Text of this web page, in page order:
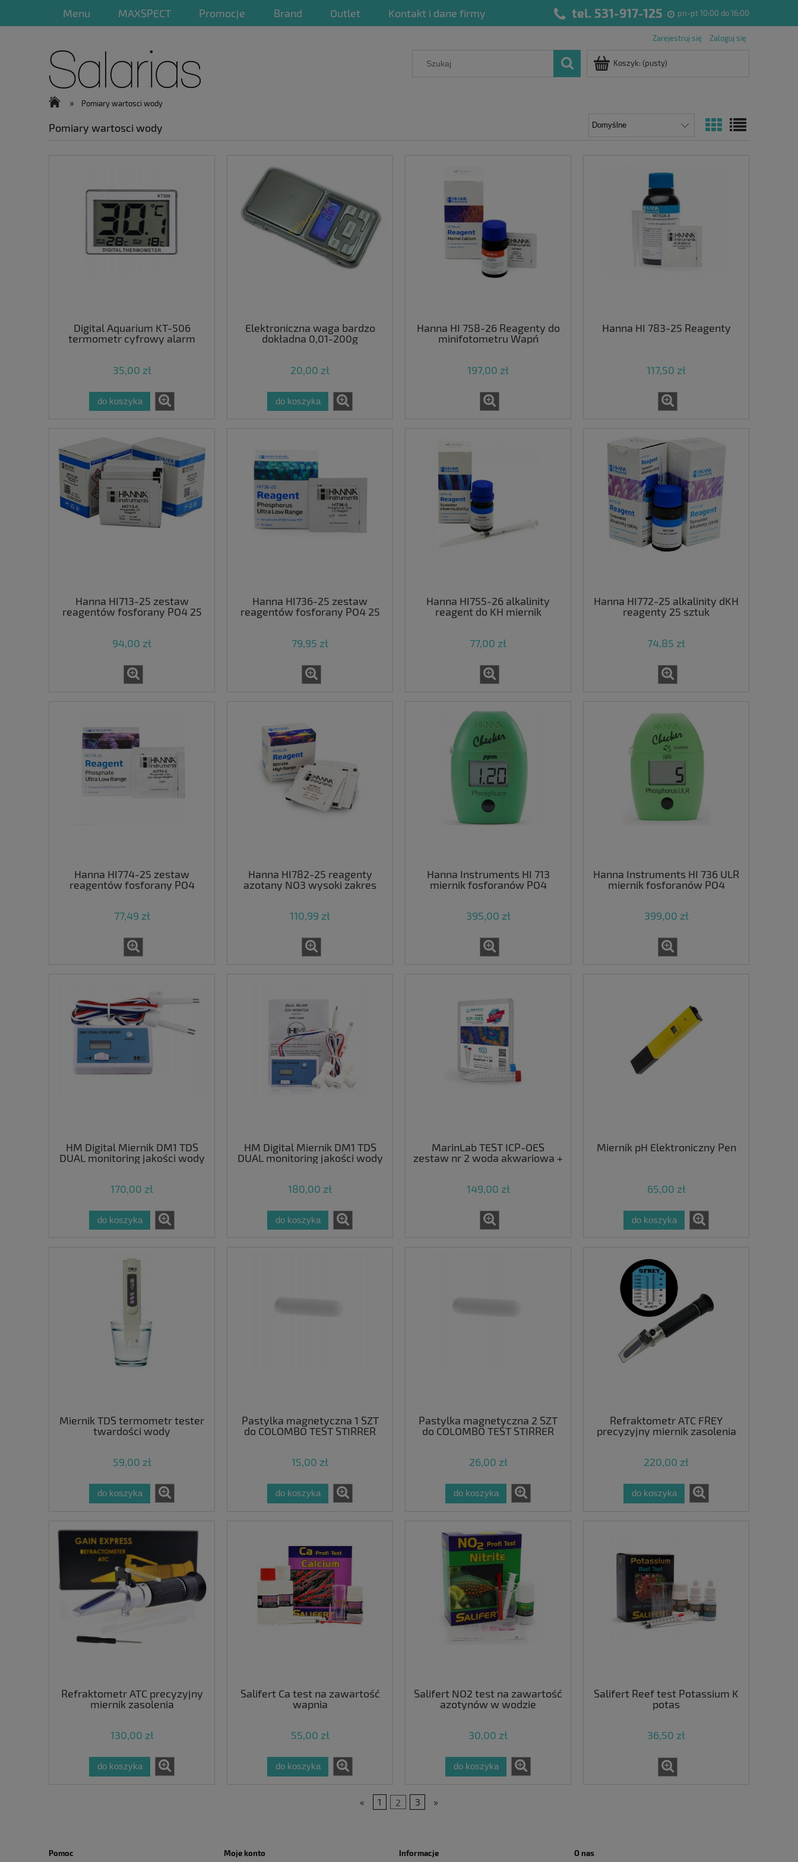
Menu MAXSPECT Promocje Brand Outlet Kontakt i dane firmy tel. 531-917-125 pn-pt 10:00 do 16:00
Zarejestruj się Zaloguj się
Koszyk: (pusty)
» Pomiary wartosci wody
Pomiary wartosci wody
Digital Aquarium KT-506
termometr cyfrowy alarm
35,00 zł
do koszyka
Elektroniczna waga bardzo
dokładna 0,01-200g
20,00 zł
do koszyka
Hanna HI 758-26 Reagenty do
minifotometru Wapń
197,00 zł
Hanna HI 783-25 Reagenty
117,50 zł
Hanna HI713-25 zestaw
reagentów fosforany PO4 25
94,00 zł
Hanna HI736-25 zestaw
reagentów fosforany PO4 25
79,95 zł
Hanna HI755-26 alkalinity
reagent do KH miernik
77,00 zł
Hanna HI772-25 alkalinity dKH
reagenty 25 sztuk
74,85 zł
Hanna HI774-25 zestaw
reagentów fosforany PO4
77,49 zł
Hanna HI782-25 reagenty
azotany NO3 wysoki zakres
110,99 zł
Hanna Instruments HI 713
miernik fosforanów PO4
395,00 zł
Hanna Instruments HI 736 ULR
miernik fosforanów PO4
399,00 zł
HM Digital Miernik DM1 TDS
DUAL monitoring jakości wody
170,00 zł
do koszyka
HM Digital Miernik DM1 TDS
DUAL monitoring jakości wody
180,00 zł
do koszyka
MarinLab TEST ICP-OES
zestaw nr 2 woda akwariowa +
149,00 zł
Miernik pH Elektroniczny Pen
65,00 zł
do koszyka
Miernik TDS termometr tester
twardości wody
59,00 zł
do koszyka
Pastylka magnetyczna 1 SZT
do COLOMBO TEST STIRRER
15,00 zł
do koszyka
Pastylka magnetyczna 2 SZT
do COLOMBO TEST STIRRER
26,00 zł
do koszyka
Refraktometr ATC FREY
precyzyjny miernik zasolenia
220,00 zł
do koszyka
Refraktometr ATC precyzyjny
miernik zasolenia
130,00 zł
do koszyka
Salifert Ca test na zawartość
wapnia
55,00 zł
do koszyka
Salifert NO2 test na zawartość
azotynów w wodzie
30,00 zł
do koszyka
Salifert Reef test Potassium K
potas
36,50 zł
« 1 2 3 »
Pomoc Moje konto Informacje O nas